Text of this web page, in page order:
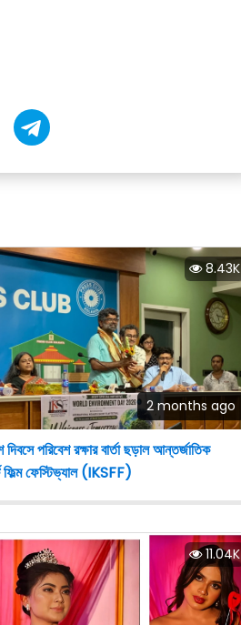
8.43K
2 months ago
দিবসে পরিবেশ রক্ষার বার্তা ছড়াল আন্তর্জাতিক
ফিল্ম ফেস্টিভ্যাল (IKSFF)
11.04K